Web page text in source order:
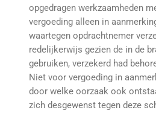
opgedragen werkzaamheden
vergoeding alleen in
waartegen opdrachtnemer
redelijkerwijs gezien de in de
gebruiken, verzekerd had
Niet voor vergoeding in
door welke oorzaak ook
zich desgewenst tegen deze